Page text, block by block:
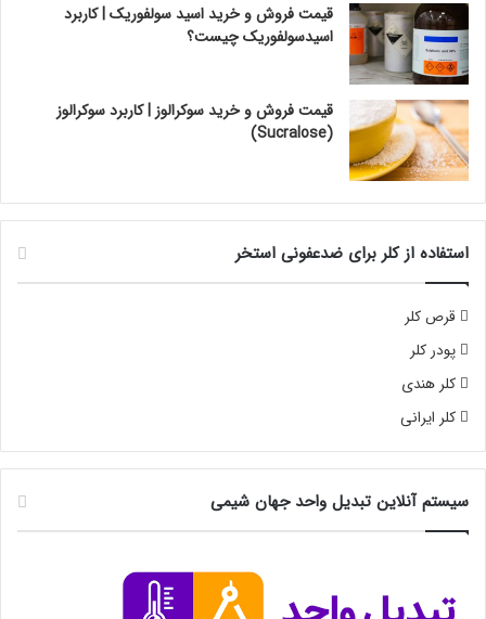
قیمت فروش و خرید اسید سولفوریک | کاربرد
اسیدسولفوریک چیست؟
قیمت فروش و خرید سوکرالوز | کاربرد سوکرالوز
(Sucralose)
استفاده از کلر برای ضدعفونی استخر
قرص کلر
پودر کلر
کلر هندی
کلر ایرانی
سیستم آنلاین تبدیل واحد جهان شیمی